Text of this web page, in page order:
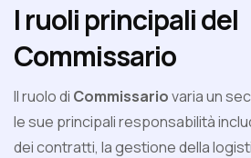
I ruoli principali del
Commissario
Il ruolo di Commissariovaria un
le sue principali responsabilità
dei contratti, la gestione della